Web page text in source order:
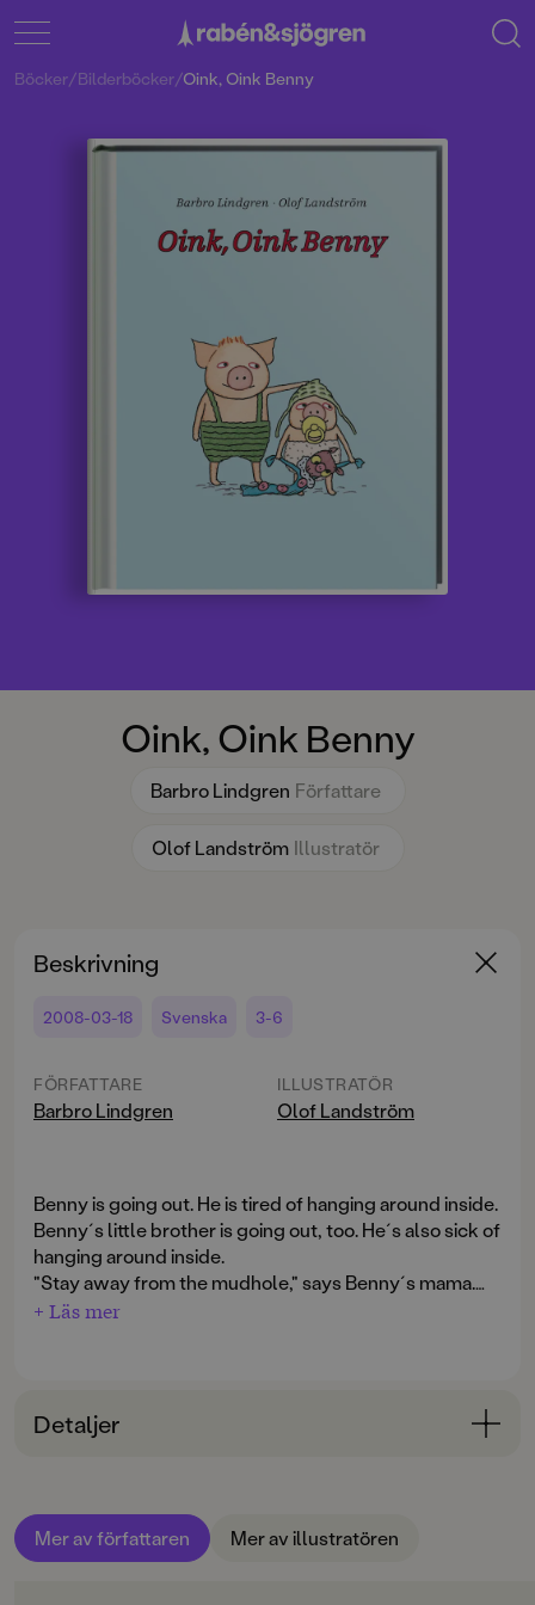
Oink, Oink Benny
Barbro Lindgren Författare
Olof Landström Illustratör
Böcker/Bilderböcker/Oink, Oink Benny
Beskrivning
2008-03-18 Svenska 3-6
FÖRFATTARE
Barbro Lindgren
ILLUSTRATÖR
Olof Landström
Benny is going out. He is tired of hanging around inside.
Benny´s little brother is going out, too. He´s also sick of
hanging around inside.
"Stay away from the mudhole," says Benny´s mama.
"Oink, oink," says Benny.
Engelsk utgåva av "Nöff nöff Benny"
+ Läs mer
Detaljer
ÅLDERSGRUPP
3-6
Mer av författaren Mer av illustratören